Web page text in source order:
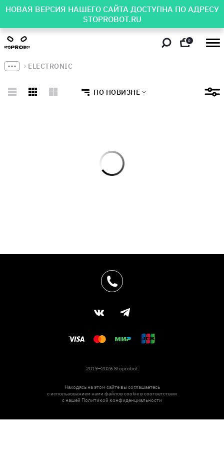
НОВАЯ ВЕРСИЯ НАШЕГО САЙТА ДОСТУПНА ПО АДРЕСУ
STOPROBOT.RU
0
ELECTRONIC
ПО НОВИЗНЕ
2019–2026 Stoprobot
Находясь на этом сайте вы соглашаетесь
с использованием нами файлов cookie в соответствии
с нашей Политикой конфиденциальности